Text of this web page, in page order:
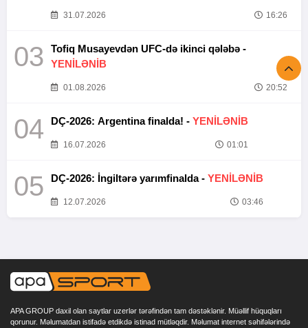
31.07.2026 16:26
03
Tofiq Musayevdən UFC-də ikinci qələbə -
YENİLƏNİB
01.08.2026 20:52
04 DÇ-2026: Argentina finalda! - YENİLƏNİB
16.07.2026 01:01
05 DÇ-2026: İngiltərə yarımfinalda - YENİLƏNİB
12.07.2026 03:46
APA GROUP daxil olan saytlar uzerlər tərəfindən tam dəstəklənir. Müəllif hüquqları
qorunur. Məlumatdan istifadə etdikdə istinad mütləqdir. Məlumat internet səhifələrində